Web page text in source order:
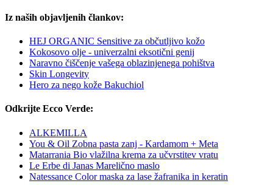
Iz naših objavljenih člankov:
HEJ ORGANIC Sensitive za občutljivo kožo
Kokosovo olje - univerzalni eksotični genij
Naravno čiščenje vašega oblazinjenega pohištva
Skin Longevity
Hero za nego kože Bakuchiol
Odkrijte Ecco Verde:
ALKEMILLA
You & Oil Zobna pasta zanj - Kardamom + Meta
Matarrania Bio vlažilna krema za učvrstitev vratu
Le Erbe di Janas Marelično maslo
Natessance Color maska za lase žafranika in keratin